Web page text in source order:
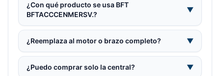
¿Con qué producto se usa BFT
BFTACCCENMERSV.?
▼
¿Reemplaza al motor o brazo completo? ▼
¿Puedo comprar solo la central? ▼